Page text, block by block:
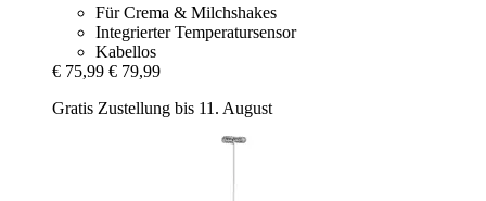
Für Crema & Milchshakes
Integrierter Temperatursensor
Kabellos
€ 75,99 € 79,99
Gratis Zustellung bis 11. August